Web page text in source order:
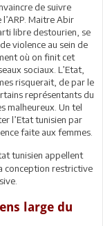
de suivre
Maitre Abir
libre destourien, se
violence au sein de
où on finit cet
sociaux. L’Etat,
risquerait, de par le
représentants du
malheureux. Un tel
l’Etat tunisien par
faite aux femmes.
tunisien appellent
conception restrictive
large du